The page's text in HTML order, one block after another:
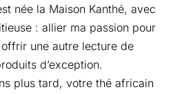
née la Maison Kanthé, avec
: allier ma passion pour
une autre lecture de
d’exception.
plus tard, votre thé africain